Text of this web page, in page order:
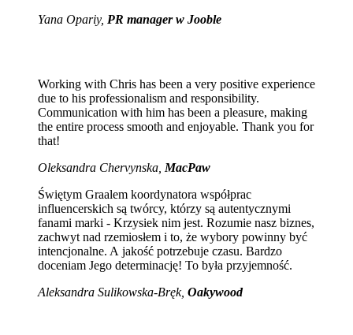
Yana Opariy, PR manager w Jooble
Working with Chris has been a very positive experience
due to his professionalism and responsibility.
Communication with him has been a pleasure, making
the entire process smooth and enjoyable. Thank you for
that!
Oleksandra Chervynska, MacPaw
Świętym Graalem koordynatora współprac
influencerskich są twórcy, którzy są autentycznymi
fanami marki - Krzysiek nim jest. Rozumie nasz biznes,
zachwyt nad rzemiosłem i to, że wybory powinny być
intencjonalne. A jakość potrzebuje czasu. Bardzo
doceniam Jego determinację! To była przyjemność.
Aleksandra Sulikowska-Bręk, Oakywood